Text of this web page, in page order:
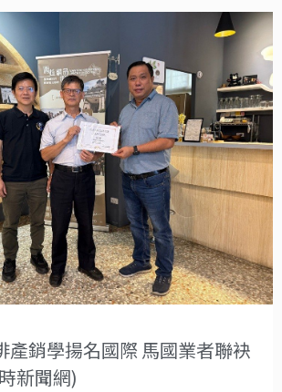
產銷學揚名國際 馬國業者聯袂
新聞網)